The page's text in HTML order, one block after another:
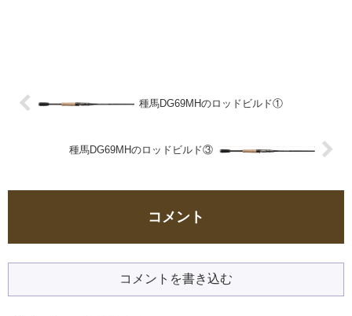
種馬DG69MHのロッドビルド①
種馬DG69MHのロッドビルド③
コメント
コメントを書き込む